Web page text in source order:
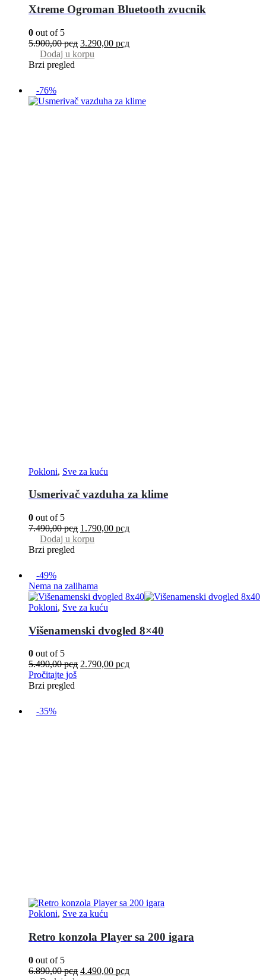
Xtreme Ogroman Bluetooth zvucnik
0 out of 5
5.900,00рсд 3.290,00 рсд
Dodaj u korpu
Brzi pregled
-76%
Pokloni, Sve za kuću
Usmerivač vazduha za klime
0 out of 5
7.490,00рсд 1.790,00 рсд
Dodaj u korpu
Brzi pregled
-49%
Nema na zalihama
Pokloni, Sve za kuću
Višenamenski dvogled 8×40
0 out of 5
5.490,00рсд 2.790,00 рсд
Pročitajte još
Brzi pregled
-35%
Pokloni, Sve za kuću
Retro konzola Player sa 200 igara
0 out of 5
6.890,00рсд 4.490,00 рсд